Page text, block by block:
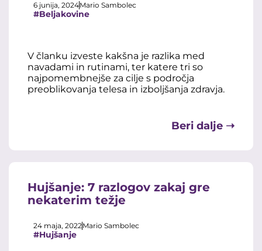
6 junija, 2024Mario Sambolec
#Beljakovine
V članku izveste kakšna je razlika med
navadami in rutinami, ter katere tri so
najpomembnejše za cilje s področja
preoblikovanja telesa in izboljšanja zdravja.
Beri dalje ➝
Hujšanje: 7 razlogov zakaj gre
nekaterim težje
24 maja, 2022Mario Sambolec
#Hujšanje